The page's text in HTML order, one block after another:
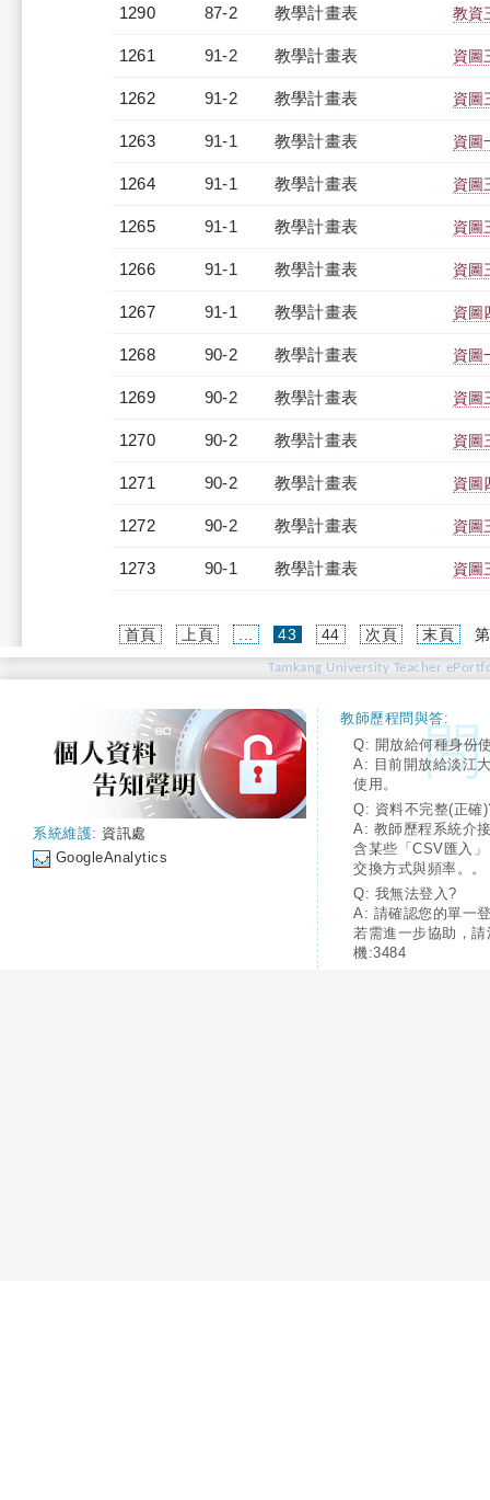
1290 87-2 教學計畫表 教資
1261 91-2 教學計畫表 資圖
1262 91-2 教學計畫表 資圖
1263 91-1 教學計畫表 資圖
1264 91-1 教學計畫表 資圖
1265 91-1 教學計畫表 資圖
1266 91-1 教學計畫表 資圖
1267 91-1 教學計畫表 資圖
1268 90-2 教學計畫表 資圖
1269 90-2 教學計畫表 資圖
1270 90-2 教學計畫表 資圖
1271 90-2 教學計畫表 資圖
1272 90-2 教學計畫表 資圖
1273 90-1 教學計畫表 資圖
首頁 上頁 43 (current)
44 次頁 末頁
Tamkang University Teacher
系統維護: 資訊處
GoogleAnalytics
教師歷程問與答:
Q: 開放給何種身份
A: 目前開放給淡江
使用。
Q: 資料不完整(正確
A: 教師歷程系統介
含某些「CSV匯入
交換方式與頻率。。
Q: 我無法登入?
A: 請確認您的單一
若需進一步協助，
機:3484